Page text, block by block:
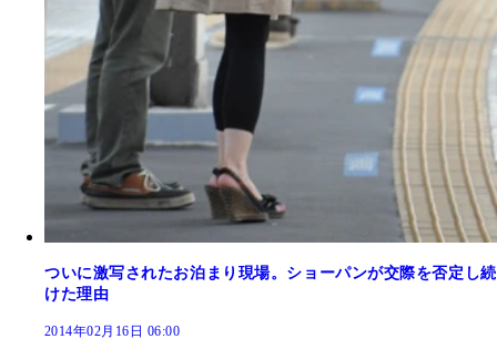
ついに激写されたお泊まり現場。ショーパンが交際を否定し続
けた理由
2014年02月16日 06:00